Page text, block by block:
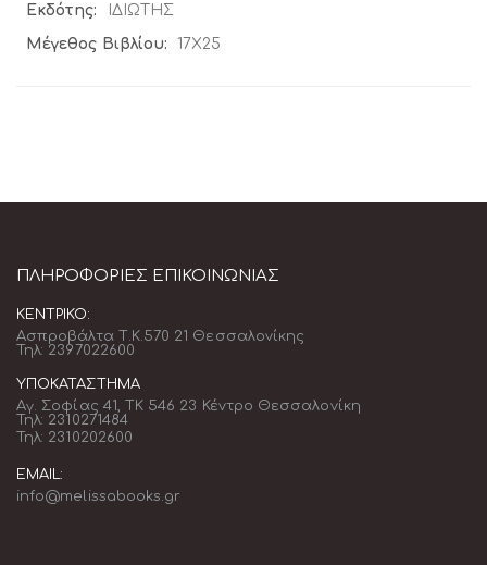
ΙΔΙΩΤΗΣ
17Χ25
ΠΛΗΡΟΦΟΡΊΕΣ ΕΠΙΚΟΙΝΩΝΊΑΣ
ΚΕΝΤΡΙΚΌ:
Ασπροβάλτα Τ.Κ.570 21 Θεσσαλονίκης
Τηλ: 2397022600
ΥΠΟΚΑΤΆΣΤΗΜΑ
Αγ. Σοφίας 41, ΤΚ 546 23 Κέντρο Θεσσαλονίκη
Τηλ: 2310271484
Τηλ: 2310202600
EMAIL:
info@melissabooks.gr